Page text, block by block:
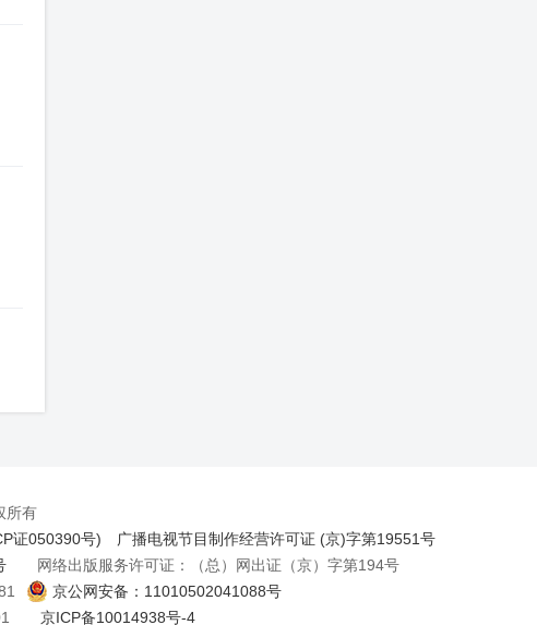
所有
证050390号)
广播电视节目制作经营许可证 (京)字第19551号
网络出版服务许可证：（总）网出证（京）字第194号
京公网安备：11010502041088号
京ICP备10014938号-4